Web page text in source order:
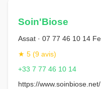
Soin'Biose
Assat · 07 77 46 10 14
★ 5 (9 avis)
+33 7 77 46 10 14
https://www.soinbiose.net/